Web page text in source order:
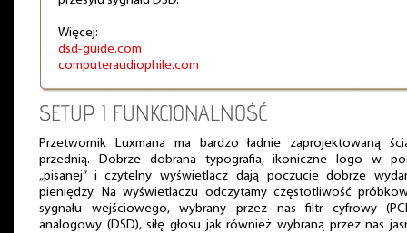
Więcej:
dsd-guide.com
computeraudiophile.com
SETUP I FUNKCJONALNOŚĆ
Przetwornik Luxmana ma bardzo ładnie zaprojektowaną
przednią. Dobrze dobrana typografia, ikoniczne logo w
„pisanej” i czytelny wyświetlacz dają poczucie dobrze
pieniędzy. Na wyświetlaczu odczytamy częstotliwość
sygnału wejściowego, wybrany przez nas filtr cyfrowy
analogowy (DSD), siłę głosu jak również wybraną przez nas